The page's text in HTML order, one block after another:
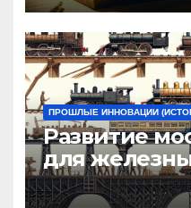
ПРОШЛЫЕ ИННОВАЦИИ
Развитие
для